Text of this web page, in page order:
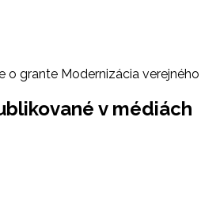
o grante Modernizácia
v médiách